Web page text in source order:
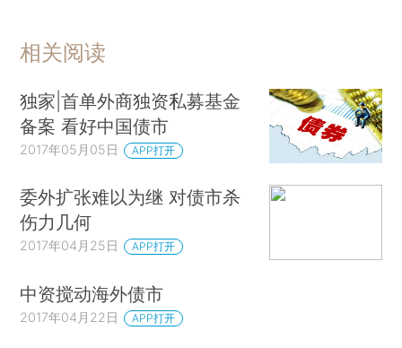
相关阅读
独家|首单外商独资私募基金
备案 看好中国债市
2017年05月05日 APP打开
委外扩张难以为继 对债市杀
伤力几何
2017年04月25日 APP打开
中资搅动海外债市
2017年04月22日 APP打开